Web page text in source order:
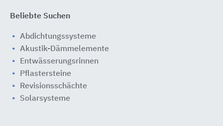
Beliebte Suchen
Abdichtungssysteme
Akustik-Dämmelemente
Entwässerungsrinnen
Pflastersteine
Revisionsschächte
Solarsysteme